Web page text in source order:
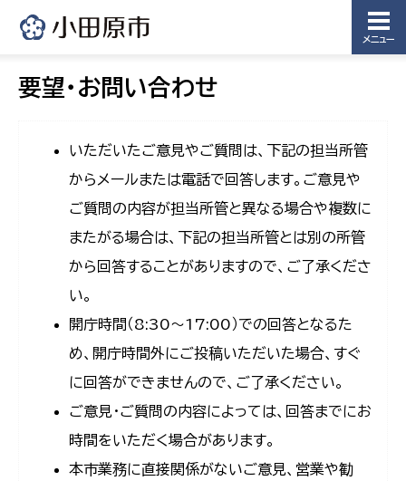
メニュー
要望・お問い合わせ
いただいたご意見やご質問は、下記の担当所管
からメールまたは電話で回答します。ご意見や
ご質問の内容が担当所管と異なる場合や複数に
またがる場合は、下記の担当所管とは別の所管
から回答することがありますので、ご了承くださ
い。
開庁時間（8:30〜17:00）での回答となるた
め、開庁時間外にご投稿いただいた場合、すぐ
に回答ができませんので、ご了承ください。
ご意見・ご質問の内容によっては、回答までにお
時間をいただく場合があります。
本市業務に直接関係がないご意見、営業や勧